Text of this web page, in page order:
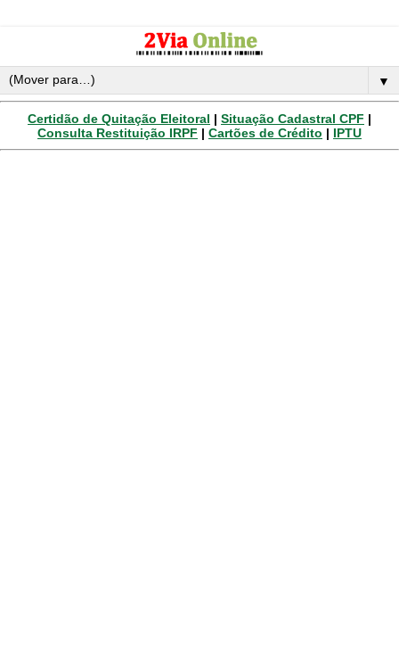
▼
Certidão de Quitação Eleitoral | Situação Cadastral CPF |
Consulta Restituição IRPF | Cartões de Crédito | IPTU